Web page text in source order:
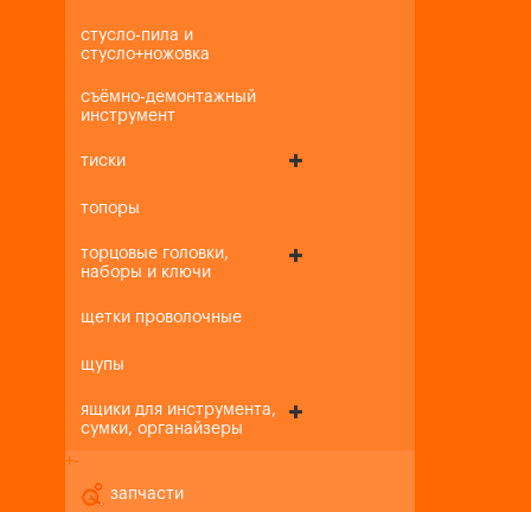
стусло-пила и
стусло+ножовка
съёмно-демонтажный
инструмент
тиски
топоры
торцовые головки,
наборы и ключи
щетки проволочные
щупы
ящики для инструмента,
сумки, органайзеры
+-
запчасти